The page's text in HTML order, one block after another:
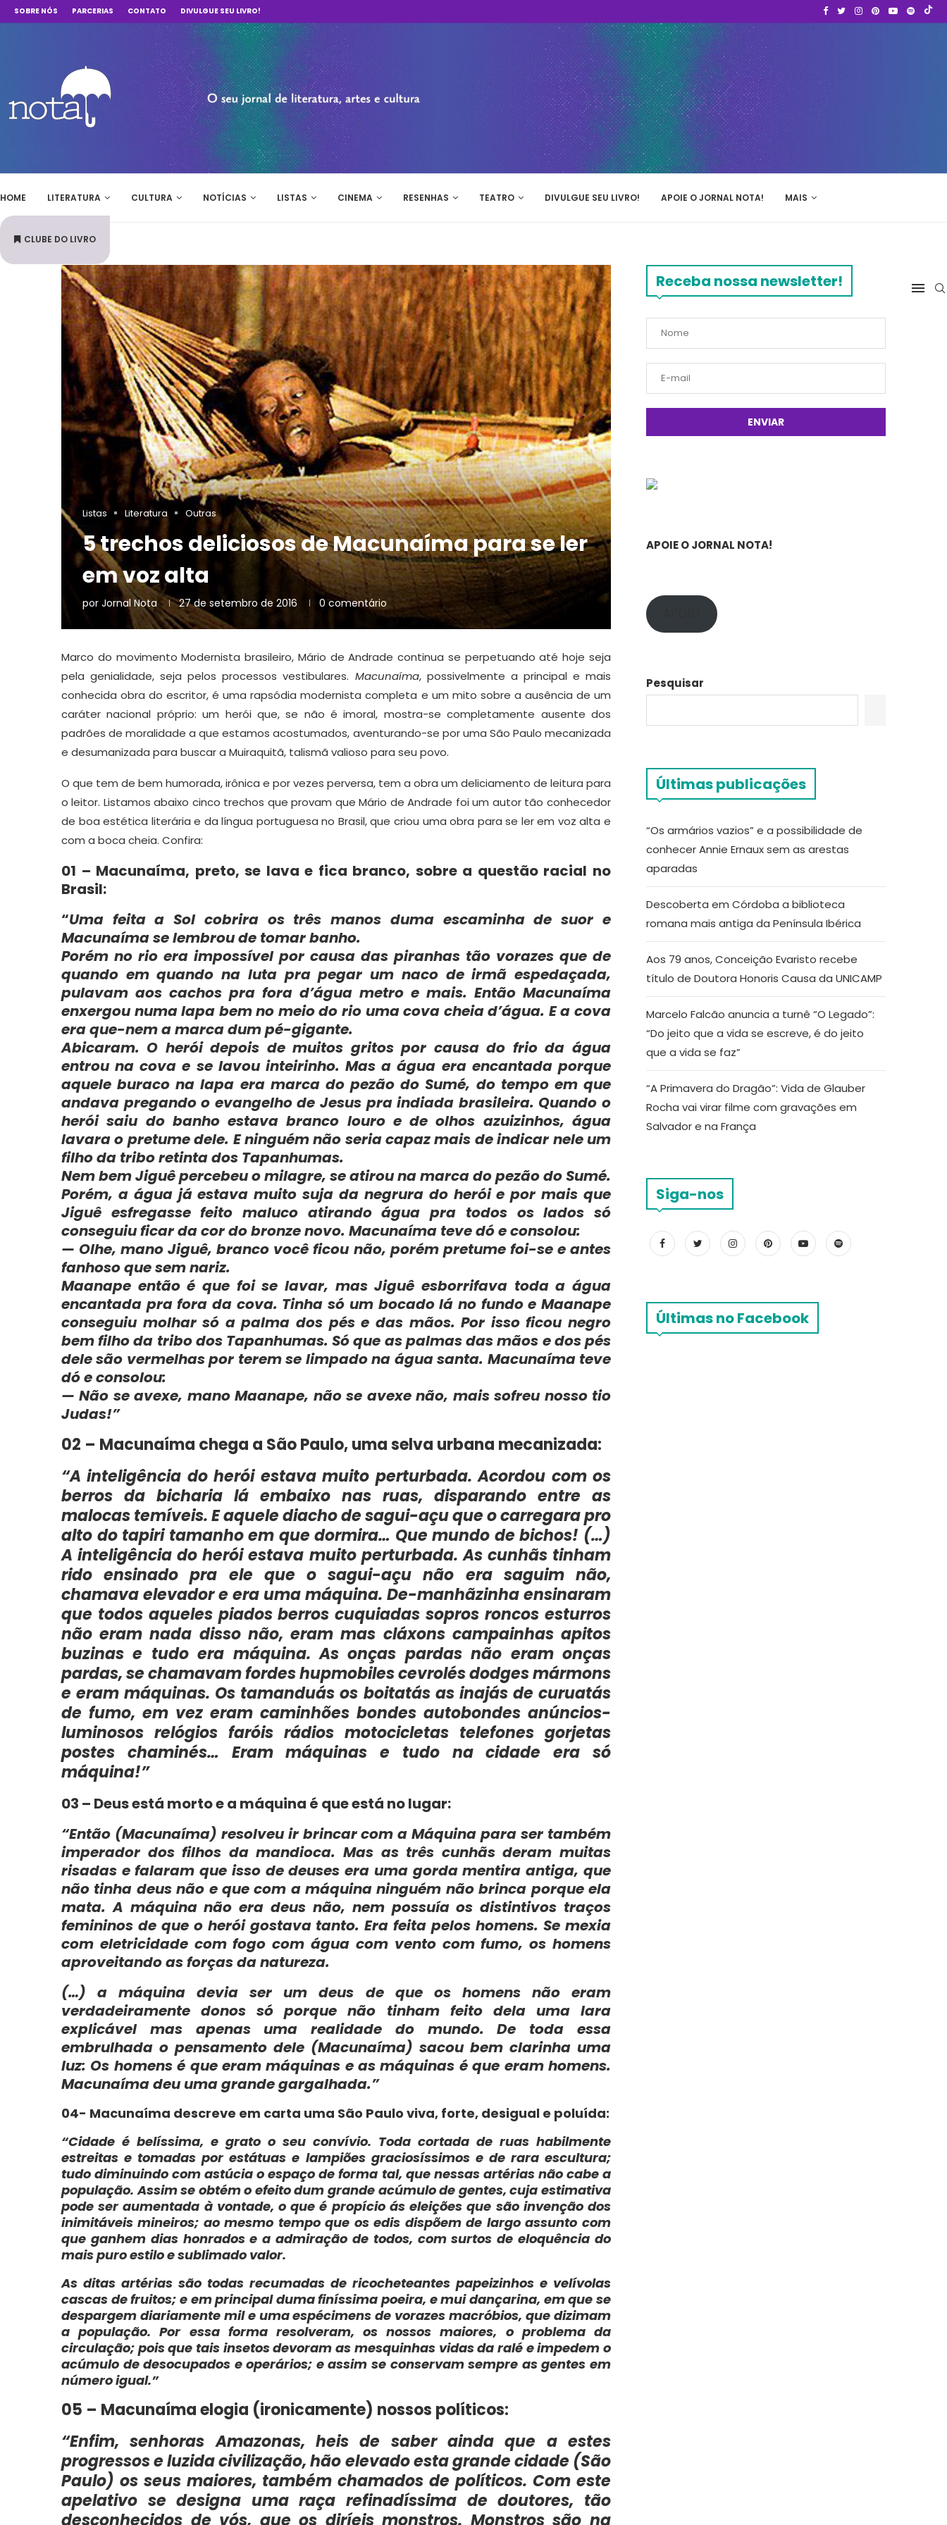
SOBRE NÓS PARCERIAS CONTATO DIVULGUE SEU LIVRO!
HOME LITERATURA CULTURA NOTÍCIAS LISTAS CINEMA RESENHAS TEATRO DIVULGUE SEU LIVRO! APOIE O JORNAL NOTA! MAIS
CLUBE DO LIVRO
Listas Literatura Outras
5 trechos deliciosos de Macunaíma para se ler
em voz alta
por Jornal Nota 27 de setembro de 2016 0 comentário
Marco do movimento Modernista brasileiro, Mário de Andrade continua se perpetuando até hoje seja
pela genialidade, seja pelos processos vestibulares. Macunaíma, possivelmente a principal e mais
conhecida obra do escritor, é uma rapsódia modernista completa e um mito sobre a ausência de um
caráter nacional próprio: um herói que, se não é imoral, mostra-se completamente ausente dos
padrões de moralidade a que estamos acostumados, aventurando-se por uma São Paulo mecanizada
e desumanizada para buscar a Muiraquitã, talismã valioso para seu povo.
O que tem de bem humorada, irônica e por vezes perversa, tem a obra um deliciamento de leitura para
o leitor. Listamos abaixo cinco trechos que provam que Mário de Andrade foi um autor tão conhecedor
de boa estética literária e da língua portuguesa no Brasil, que criou uma obra para se ler em voz alta e
com a boca cheia. Confira:
01 – Macunaíma, preto, se lava e fica branco, sobre a questão racial no
Brasil:
“Uma feita a Sol cobrira os três manos duma escaminha de suor e
Macunaíma se lembrou de tomar banho.
Porém no rio era impossível por causa das piranhas tão vorazes que de
quando em quando na luta pra pegar um naco de irmã espedaçada,
pulavam aos cachos pra fora d’água metro e mais. Então Macunaíma
enxergou numa lapa bem no meio do rio uma cova cheia d’água. E a cova
era que-nem a marca dum pé-gigante.
Abicaram. O herói depois de muitos gritos por causa do frio da água
entrou na cova e se lavou inteirinho. Mas a água era encantada porque
aquele buraco na lapa era marca do pezão do Sumé, do tempo em que
andava pregando o evangelho de Jesus pra indiada brasileira. Quando o
herói saiu do banho estava branco louro e de olhos azuizinhos, água
lavara o pretume dele. E ninguém não seria capaz mais de indicar nele um
filho da tribo retinta dos Tapanhumas.
Nem bem Jiguê percebeu o milagre, se atirou na marca do pezão do Sumé.
Porém, a água já estava muito suja da negrura do herói e por mais que
Jiguê esfregasse feito maluco atirando água pra todos os lados só
conseguiu ficar da cor do bronze novo. Macunaíma teve dó e consolou:
— Olhe, mano Jiguê, branco você ficou não, porém pretume foi-se e antes
fanhoso que sem nariz.
Maanape então é que foi se lavar, mas Jiguê esborrifava toda a água
encantada pra fora da cova. Tinha só um bocado lá no fundo e Maanape
conseguiu molhar só a palma dos pés e das mãos. Por isso ficou negro
bem filho da tribo dos Tapanhumas. Só que as palmas das mãos e dos pés
dele são vermelhas por terem se limpado na água santa. Macunaíma teve
dó e consolou:
— Não se avexe, mano Maanape, não se avexe não, mais sofreu nosso tio
Judas!”
02 – Macunaíma chega a São Paulo, uma selva urbana mecanizada:
“A inteligência do herói estava muito perturbada. Acordou com os
berros da bicharia lá embaixo nas ruas, disparando entre as
malocas temíveis. E aquele diacho de sagui-açu que o carregara pro
alto do tapiri tamanho em que dormira… Que mundo de bichos! (…)
A inteligência do herói estava muito perturbada. As cunhãs tinham
rido ensinado pra ele que o sagui-açu não era saguim não,
chamava elevador e era uma máquina. De-manhãzinha ensinaram
que todos aqueles piados berros cuquiadas sopros roncos esturros
não eram nada disso não, eram mas cláxons campainhas apitos
buzinas e tudo era máquina. As onças pardas não eram onças
pardas, se chamavam fordes hupmobiles cevrolés dodges mármons
e eram máquinas. Os tamanduás os boitatás as inajás de curuatás
de fumo, em vez eram caminhões bondes autobondes anúncios-
luminosos relógios faróis rádios motocicletas telefones gorjetas
postes chaminés… Eram máquinas e tudo na cidade era só
máquina!”
03 – Deus está morto e a máquina é que está no lugar:
“Então (Macunaíma) resolveu ir brincar com a Máquina para ser também
imperador dos filhos da mandioca. Mas as três cunhãs deram muitas
risadas e falaram que isso de deuses era uma gorda mentira antiga, que
não tinha deus não e que com a máquina ninguém não brinca porque ela
mata. A máquina não era deus não, nem possuía os distintivos traços
femininos de que o herói gostava tanto. Era feita pelos homens. Se mexia
com eletricidade com fogo com água com vento com fumo, os homens
aproveitando as forças da natureza.
(…) a máquina devia ser um deus de que os homens não eram
verdadeiramente donos só porque não tinham feito dela uma Iara
explicável mas apenas uma realidade do mundo. De toda essa
embrulhada o pensamento dele (Macunaíma) sacou bem clarinha uma
luz: Os homens é que eram máquinas e as máquinas é que eram homens.
Macunaíma deu uma grande gargalhada.”
04- Macunaíma descreve em carta uma São Paulo viva, forte, desigual e poluída:
“Cidade é belíssima, e grato o seu convívio. Toda cortada de ruas habilmente
estreitas e tomadas por estátuas e lampiões graciosíssimos e de rara escultura;
tudo diminuindo com astúcia o espaço de forma tal, que nessas artérias não cabe a
população. Assim se obtém o efeito dum grande acúmulo de gentes, cuja estimativa
pode ser aumentada à vontade, o que é propício ás eleições que são invenção dos
inimitáveis mineiros; ao mesmo tempo que os edis dispõem de largo assunto com
que ganhem dias honrados e a admiração de todos, com surtos de eloquência do
mais puro estilo e sublimado valor.
As ditas artérias são todas recumadas de ricocheteantes papeizinhos e velívolas
cascas de fruitos; e em principal duma finíssima poeira, e mui dançarina, em que se
despargem diariamente mil e uma espécimens de vorazes macróbios, que dizimam
a população. Por essa forma resolveram, os nossos maiores, o problema da
circulação; pois que tais insetos devoram as mesquinhas vidas da ralé e impedem o
acúmulo de desocupados e operários; e assim se conservam sempre as gentes em
número igual.”
05 – Macunaíma elogia (ironicamente) nossos políticos:
“Enfim, senhoras Amazonas, heis de saber ainda que a estes
progressos e luzida civilização, hão elevado esta grande cidade (São
Paulo) os seus maiores, também chamados de políticos. Com este
apelativo se designa uma raça refinadíssima de doutores, tão
desconhecidos de vós, que os diríeis monstros. Monstros são na
Receba nossa newsletter!
APOIE O JORNAL NOTA!
Pesquisar
Últimas publicações
“Os armários vazios” e a possibilidade de
conhecer Annie Ernaux sem as arestas
aparadas
Descoberta em Córdoba a biblioteca
romana mais antiga da Península Ibérica
Aos 79 anos, Conceição Evaristo recebe
título de Doutora Honoris Causa da UNICAMP
Marcelo Falcão anuncia a turnê “O Legado”:
“Do jeito que a vida se escreve, é do jeito
que a vida se faz”
“A Primavera do Dragão”: Vida de Glauber
Rocha vai virar filme com gravações em
Salvador e na França
Siga-nos
Últimas no Facebook